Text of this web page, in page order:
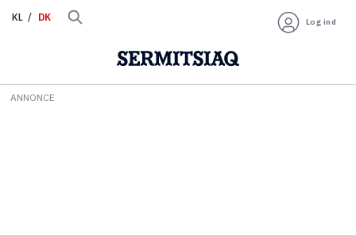
KL DK Log ind
ANNONCE